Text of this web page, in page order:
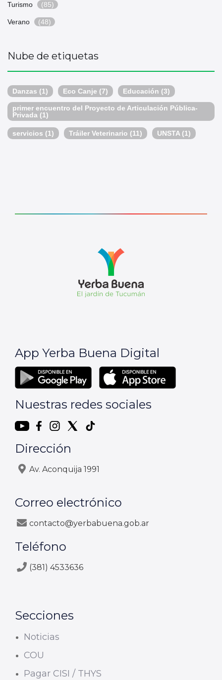
Turismo (85)
Verano (48)
Nube de etiquetas
Danzas (1) Eco Canje (7) Educación (3)
primer encuentro del Proyecto de Articulación Pública-
Privada (1)
servicios (1) Tráiler Veterinario (11) UNSTA (1)
App Yerba Buena Digital
Nuestras redes sociales
Dirección
Av. Aconquija 1991
Correo electrónico
contacto@yerbabuena.gob.ar
Teléfono
(381) 4533636
Secciones
Noticias
COU
Pagar CISI / THYS